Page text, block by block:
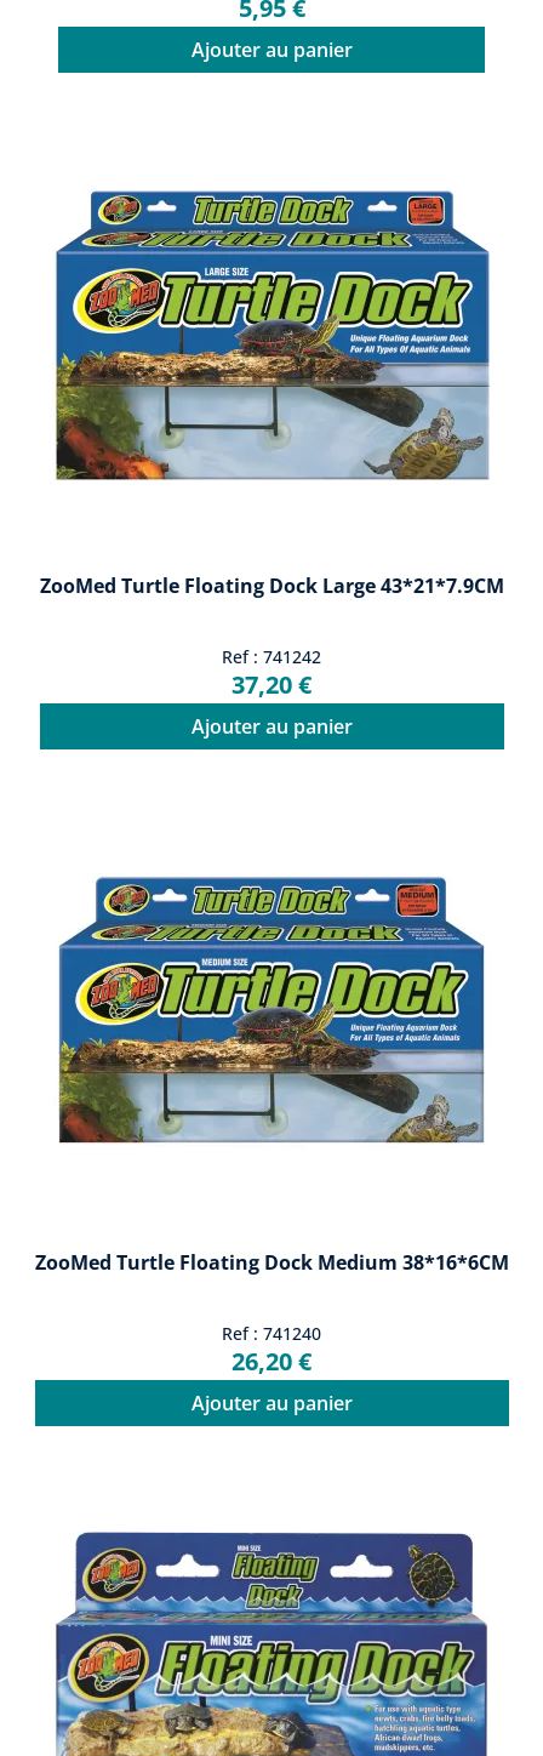
5,95 €
Ajouter au panier
ZooMed Turtle Floating Dock Large 43*21*7.9CM
Ref : 741242
37,20 €
Ajouter au panier
ZooMed Turtle Floating Dock Medium 38*16*6CM
Ref : 741240
26,20 €
Ajouter au panier